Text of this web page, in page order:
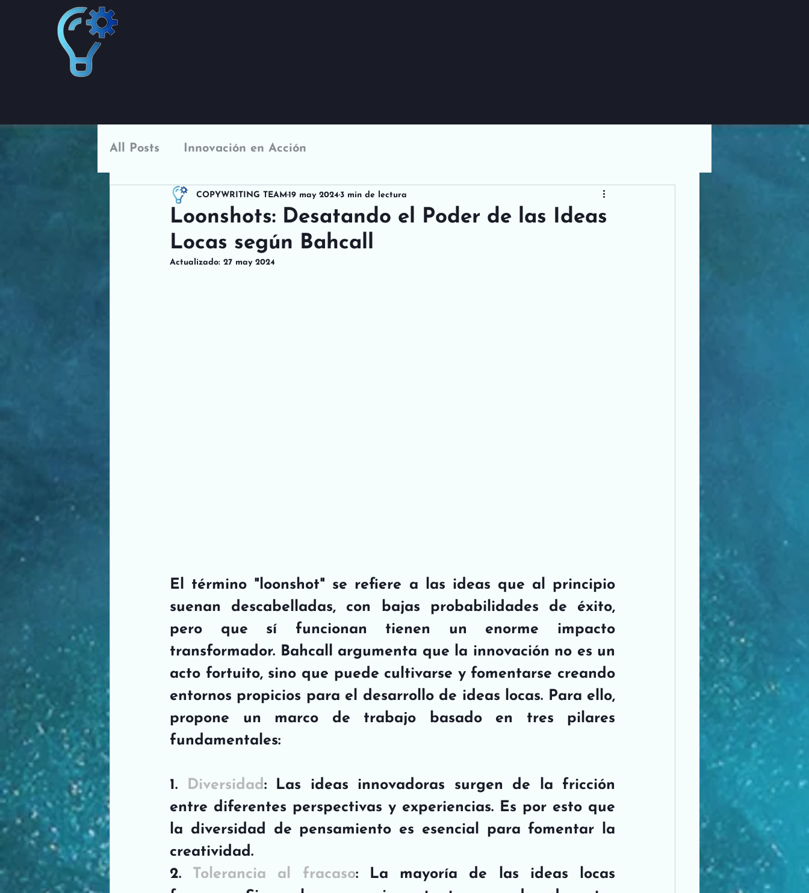
All Posts Innovación en Acción
Loonshots: Desatando el Poder de las Ideas
Locas según Bahcall
COPYWRITING TEAM 19 may 20243 min de lectura
Actualizado: 27 may 2024
El término "loonshot" se refiere a las ideas que al principio
suenan descabelladas, con bajas probabilidades de éxito,
pero que sí funcionan tienen un enorme impacto
transformador. Bahcall argumenta que la innovación no es un
acto fortuito, sino que puede cultivarse y fomentarse creando
entornos propicios para el desarrollo de ideas locas. Para ello,
propone un marco de trabajo basado en tres pilares
fundamentales:
1. Diversidad: Las ideas innovadoras surgen de la fricción
entre diferentes perspectivas y experiencias. Es por esto que
la diversidad de pensamiento es esencial para fomentar la
creatividad.
2.
Tolerancia al fracaso: La mayoría de las ideas locas